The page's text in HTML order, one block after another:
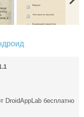
DroidAppLab бесплатно